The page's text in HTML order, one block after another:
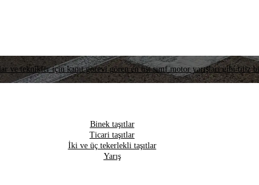
ve teknikler için kanıt görevi gören en üst sınıf motor yarışları gibi titiz
Binek taşıtlar
Ticari taşıtlar
İki ve üç tekerlekli taşıtlar
Yarış